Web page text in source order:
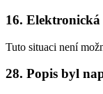
16.
Tuto situaci není
28. Popis byl